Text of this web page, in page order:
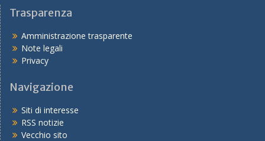
Trasparenza
Amministrazione trasparente
Note legali
Privacy
Navigazione
Siti di interesse
RSS notizie
Vecchio sito